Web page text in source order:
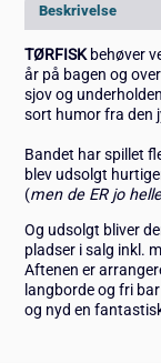
Beskrivelse
TØRFISKbehøver
år på bagen og
sjov og
sort humor fra den
Bandet har spillet
blev udsolgt
(men de ER jo
Og udsolgt bliver
pladser i salg inkl.
Aftenen er
langborde og fri
og nyd en